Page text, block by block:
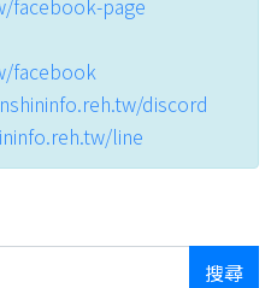
facebook-page
facebook
discord
line
搜尋